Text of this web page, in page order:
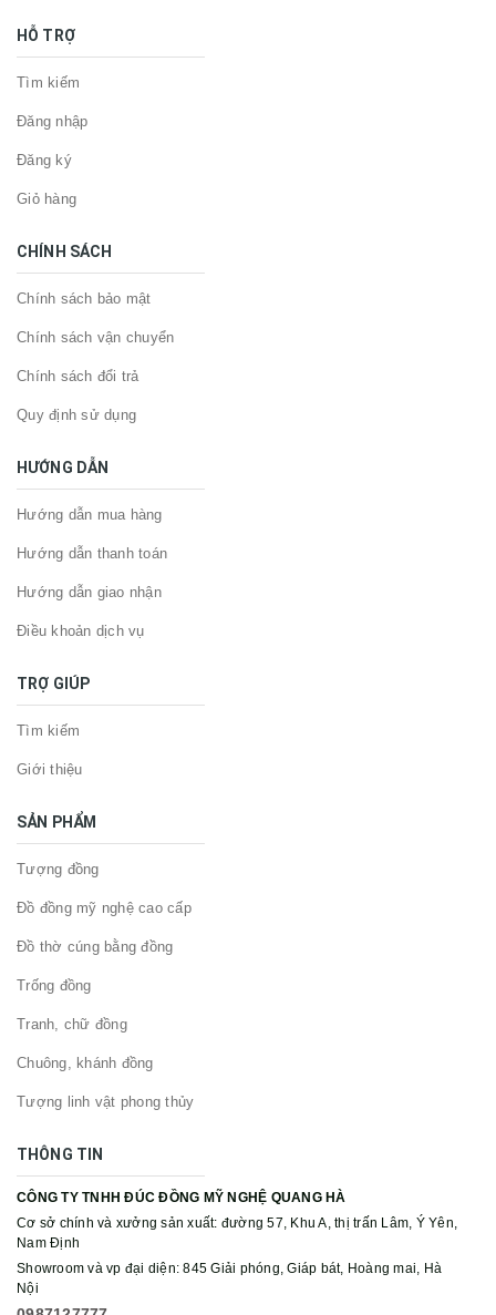
HỖ TRỢ
Tìm kiếm
Đăng nhập
Đăng ký
Giỏ hàng
CHÍNH SÁCH
Chính sách bảo mật
Chính sách vận chuyển
Chính sách đổi trả
Quy định sử dụng
HƯỚNG DẪN
Hướng dẫn mua hàng
Hướng dẫn thanh toán
Hướng dẫn giao nhận
Điều khoản dịch vụ
TRỢ GIÚP
Tìm kiếm
Giới thiệu
SẢN PHẨM
Tượng đồng
Đồ đồng mỹ nghệ cao cấp
Đồ thờ cúng bằng đồng
Trống đồng
Tranh, chữ đồng
Chuông, khánh đồng
Tượng linh vật phong thủy
THÔNG TIN
CÔNG TY TNHH ĐÚC ĐỒNG MỸ NGHỆ QUANG HÀ
Cơ sở chính và xưởng sản xuất: đường 57, Khu A, thị trấn Lâm, Ý Yên,
Nam Định
Showroom và vp đại diện: 845 Giải phóng, Giáp bát, Hoàng mai, Hà
Nội